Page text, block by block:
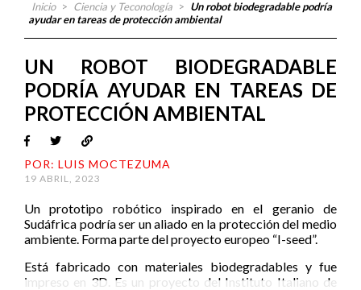
Inicio > Ciencia y Teconología > Un robot biodegradable podría
ayudar en tareas de protección ambiental
UN ROBOT BIODEGRADABLE
PODRÍA AYUDAR EN TAREAS DE
PROTECCIÓN AMBIENTAL
POR: LUIS MOCTEZUMA
19 ABRIL, 2023
Un prototipo robótico inspirado en el geranio de
Sudáfrica podría ser un aliado en la protección del medio
ambiente. Forma parte del proyecto europeo “I-seed”.
Está fabricado con materiales biodegradables y fue
impreso en 3D. Es un proyecto del Instituto Italiano de